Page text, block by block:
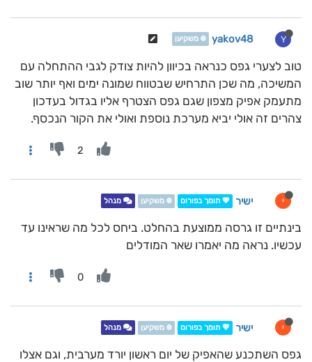
Y
yakov48 ❄️ משקיען
טוב לצערי גפס כנראה בכיוון להיות צודק לגבי ההתחלה עם
המשיכה, מה שכן התרחיש שבטווח שמונה ימים ואף יותר שוב
מתעמק אפיק מצפון שגם גפס הצטרף אליו בגדול בעדכון
צהרים זה אולי יביא מערכת נוספת ואולי את הקור הנכסף.
2
י ישיר 💖 תומך בפורום ❄️ משקיען מנהל
בינתיים זו גרסה ממוצעת בהחלט. ביחס לכל מה שראינו עד
עכשיו. נראה מה יאמרו שאר המודלים
0
י ישיר 💖 תומך בפורום ❄️ משקיען מנהל
גפס השתכנע שהאפיק של יום ראשון יורד מערבית, וגם אצלו